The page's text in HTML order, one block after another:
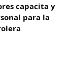
capacita y
para la